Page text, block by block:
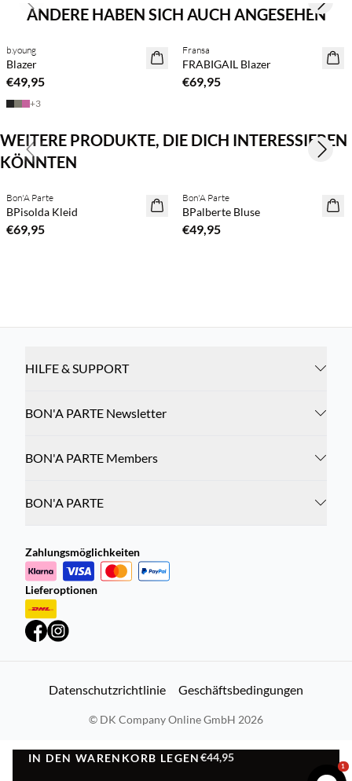
IN DEN WARENKORB LEGEN€44,95
IN DEN WARENKORB LEGEN
ANDERE HABEN SICH AUCH ANGESEHEN
NEUHEITEN
BASIC DEAL
b.young
Blazer
€49,95
+3
NEUHEITEN
Kaufe mind. 2 & spare 20 %
Fransa
FRABIGAIL Blazer
€69,95
Previous slide Next
WEITERE PRODUKTE, DIE DICH INTERESSIEREN
KÖNNTEN
NEUHEITEN
Kaufe mind. 2 & spare 20 %
Bon'A Parte
BPisolda Kleid
€69,95
NEUHEITEN
Bon'A Parte
BPalberte Bluse
€49,95
Previous slide Next
HILFE & SUPPORT
BON'A PARTE Newsletter
BON'A PARTE Members
BON'A PARTE
Zahlungsmöglichkeiten
Lieferoptionen
Datenschutzrichtlinie Geschäftsbedingungen
© DK Company Online GmbH 2026
1